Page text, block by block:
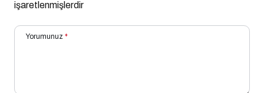
işaretlenmişlerdir
Yorumunuz *